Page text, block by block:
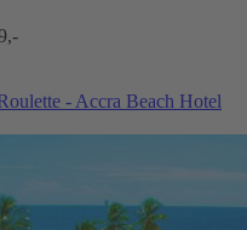
- Accra Beach Hotel